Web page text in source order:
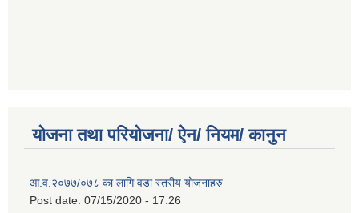
योजना तथा परियोजना/ ऐन/ नियम/ कानुन
आ.व.२०७७/०७८ का लागि वडा स्तरीय योजनाहरु
Post date: 07/15/2020 - 17:26